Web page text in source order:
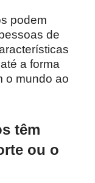
podem
de
a forma
o mundo ao
têm
ou o